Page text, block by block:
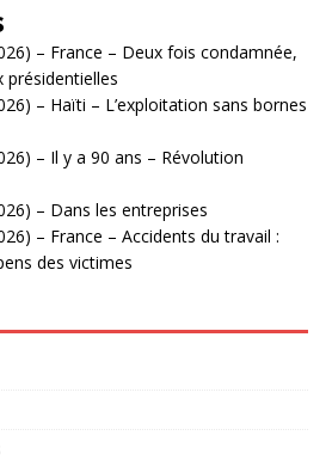
– France – Deux fois condamnée,
présidentielles
– Haïti – L’exploitation sans bornes
– Il y a 90 ans – Révolution
– Dans les entreprises
– France – Accidents du travail :
des victimes